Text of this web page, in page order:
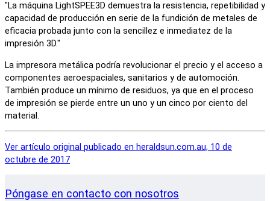
"La máquina LightSPEE3D demuestra la resistencia, repetibilidad y
capacidad de producción en serie de la fundición de metales de
eficacia probada junto con la sencillez e inmediatez de la
impresión 3D."
La impresora metálica podría revolucionar el precio y el acceso a
componentes aeroespaciales, sanitarios y de automoción.
También produce un mínimo de residuos, ya que en el proceso
de impresión se pierde entre un uno y un cinco por ciento del
material.
Ver artículo original publicado en heraldsun.com.au, 10 de
octubre de 2017
Póngase en contacto con nosotros